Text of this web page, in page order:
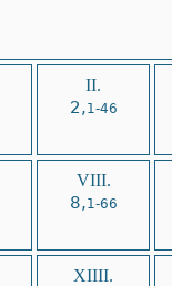
II.
2,1-46
VIII.
8,1-66
XIIII.